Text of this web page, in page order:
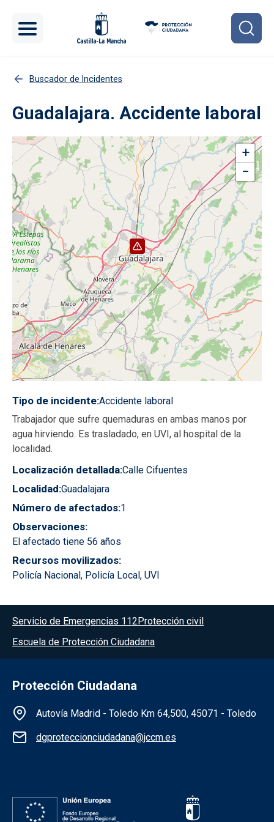
Buscador de Incidentes
Guadalajara. Accidente laboral
+
−
Tipo de incidente Accidente laboral
Trabajador que sufre quemaduras en ambas manos por
agua hirviendo. Es trasladado, en UVI, al hospital de la
localidad.
Localización detallada Calle Cifuentes
Localidad Guadalajara
Número de afectados 1
Observaciones
El afectado tiene 56 años
Recursos movilizados
Policía Nacional, Policía Local, UVI
Menú del pie
Servicio de Emergencias 112 Protección civil
Escuela de Protección Ciudadana
Protección Ciudadana
Información de la institución
Autovía Madrid - Toledo Km 64,500, 45071 - Toledo
dgproteccionciudadana@jccm.es